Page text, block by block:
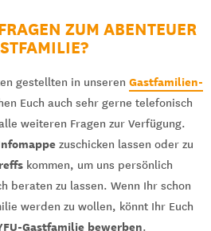
ZUM ABENTEUER
gestellten in unseren Gastfamilien-
Euch auch sehr gerne telefonisch
weiteren Fragen zur Verfügung.
zuschicken lassen oder zu
kommen, um uns persönlich
beraten zu lassen. Wenn Ihr schon
werden zu wollen, könnt Ihr Euch
Gastfamilie bewerben.